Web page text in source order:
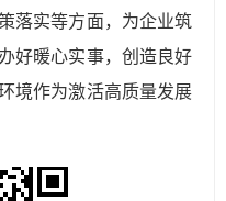
落实等方面，为企业筑
好暖心实事，创造良好
境作为激活高质量发展